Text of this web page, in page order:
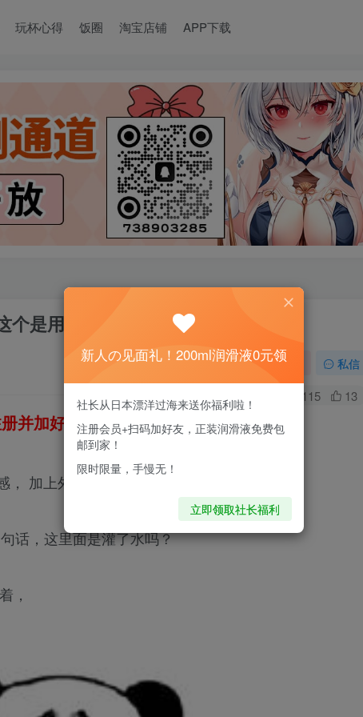
玩杯心得 饭圈 淘宝店铺 APP下载
是用水做的吗？
关注 私信
115 13
并加好友，免费领200ml润滑液哦～
加上外面软如大波浪的一次次冲击，绝了
话，这里面是灌了水吗？
，
新人の见面礼！200ml润滑液0元领
社长从日本漂洋过海来送你福利啦！
注册会员+扫码加好友，正装润滑液免费包
邮到家！
限时限量，手慢无！
立即领取社长福利